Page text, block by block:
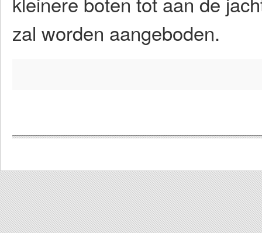
zal worden aangeboden.